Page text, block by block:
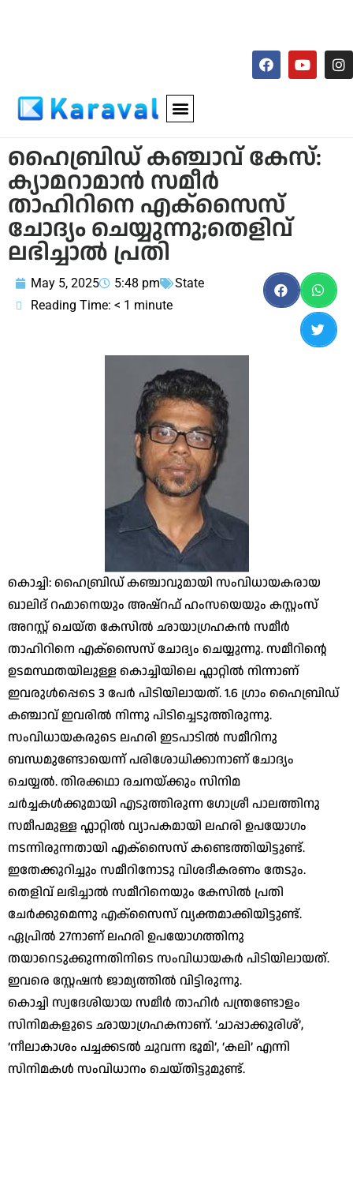
ഹൈബ്രിഡ് കഞ്ചാവ് കേസ്:
ക്യാമറാമാൻ സമീർ
താഹിറിനെ എക്സൈസ്
ചോദ്യം ചെയ്യുന്നു;തെളിവ്
ലഭിച്ചാൽ പ്രതി
May 5, 2025 5:48 pm
State
Reading Time: < 1 minute
കൊച്ചി: ഹൈബ്രിഡ് കഞ്ചാവുമായി സംവിധായകരായ
ഖാലിദ് റഹ്മാനെയും അഷ്റഫ് ഹംസയെയും കസ്റ്റംസ്
അറസ്റ്റ് ചെയ്ത കേസിൽ ഛായാഗ്രഹകൻ സമീർ
താഹിറിനെ എക്സൈസ് ചോദ്യം ചെയ്യുന്നു. സമീറിന്റെ
ഉടമസ്ഥതയിലുള്ള കൊച്ചിയിലെ ഫ്ലാറ്റിൽ നിന്നാണ്
ഇവരുൾപ്പെടെ 3 പേർ പിടിയിലായത്. 1.6 ഗ്രാം ഹൈബ്രിഡ്
കഞ്ചാവ് ഇവരിൽ നിന്നു പിടിച്ചെടുത്തിരുന്നു.
സംവിധായകരുടെ ലഹരി ഇടപാടിൽ സമീറിനു
ബന്ധമുണ്ടോയെന്ന് പരിശോധിക്കാനാണ് ചോദ്യം
ചെയ്യൽ. തിരക്കഥാ രചനയ്ക്കും സിനിമ
ചർച്ചകൾക്കുമായി എടുത്തിരുന്ന ഗോശ്രീ പാലത്തിനു
സമീപമുള്ള ഫ്ലാറ്റിൽ വ്യാപകമായി ലഹരി ഉപയോഗം
നടന്നിരുന്നതായി എക്സൈസ് കണ്ടെത്തിയിട്ടുണ്ട്.
ഇതേക്കുറിച്ചും സമീറിനോടു വിശദീകരണം തേടും.
തെളിവ് ലഭിച്ചാൽ സമീറിനെയും കേസിൽ പ്രതി
ചേർക്കുമെന്നു എക്സൈസ് വ്യക്തമാക്കിയിട്ടുണ്ട്.
ഏപ്രിൽ 27നാണ് ലഹരി ഉപയോഗത്തിനു
തയാറെടുക്കുന്നതിനിടെ സംവിധായകർ പിടിയിലായത്.
ഇവരെ സ്റ്റേഷൻ ജാമ്യത്തിൽ വിട്ടിരുന്നു.
കൊച്ചി സ്വദേശിയായ സമീർ താഹിർ പന്ത്രണ്ടോളം
സിനിമകളുടെ ഛായാഗ്രഹകനാണ്. ‘ചാപ്പാക്കുരിശ്’,
‘നീലാകാശം പച്ചക്കടൽ ചുവന്ന ഭൂമി’, ‘കലി’ എന്നി
സിനിമകൾ സംവിധാനം ചെയ്തിട്ടുമുണ്ട്.